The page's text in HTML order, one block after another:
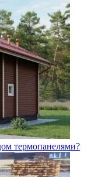
термопанелями?